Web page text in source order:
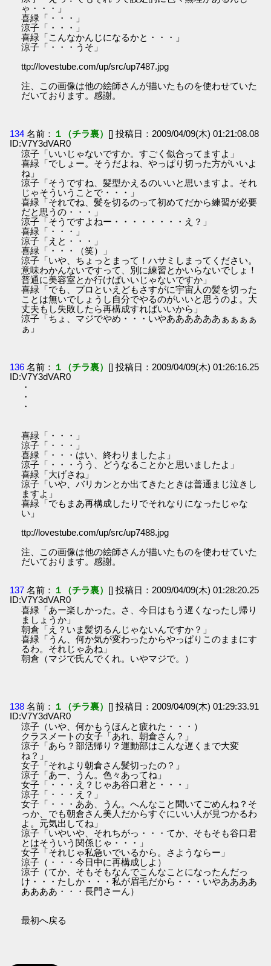
ゃ・・・」
喜緑「・・・」
涼子「・・・」
喜緑「こんなかんじになるかと・・・」
涼子「・・・うそ」
ttp://lovestube.com/up/src/up7487.jpg
注、この画像は他の絵師さんが描いたものを使わせていた
だいております。感謝。
134 名前： １（チラ裏） [] 投稿日：2009/04/09(木) 01:21:08.08
ID:V7Y3dVAR0
涼子「いいじゃないですか。すごく似合ってますよ」
喜緑「でしょー。そうだよね、やっぱり切った方がいいよ
ね」
涼子「そうですね、髪型かえるのいいと思いますよ。それ
じゃそういうことで・・・」
喜緑「それでね、髪を切るのって初めてだから練習が必要
だと思うの・・・」
涼子「そうですよねー・・・・・・・・え？」
喜緑「・・・」
涼子「えと・・・」
喜緑「・・・（笑）」
涼子「いや、ちょっとまって！ハサミしまってください。
意味わかんないですって、別に練習とかいらないでしょ！
普通に美容室とか行けばいいじゃないですか」
喜緑「でも、プロといえどもさすがに宇宙人の髪を切った
ことは無いでしょうし自分でやるのがいいと思うのよ。大
丈夫もし失敗したら再構成すればいいから」
涼子「ちょ、マジでやめ・・・いやああああああぁぁぁぁ
ぁ」
136 名前： １（チラ裏） [] 投稿日：2009/04/09(木) 01:26:16.25
ID:V7Y3dVAR0
・
・
・
喜緑「・・・」
涼子「・・・」
喜緑「・・・はい、終わりましたよ」
涼子「・・・うう、どうなることかと思いましたよ」
喜緑「大げさね」
涼子「いや、バリカンとか出てきたときは普通まじ泣きし
ますよ」
喜緑「でもまあ再構成したりでそれなりになったじゃな
い」
ttp://lovestube.com/up/src/up7488.jpg
注、この画像は他の絵師さんが描いたものを使わせていた
だいております。感謝。
137 名前： １（チラ裏） [] 投稿日：2009/04/09(木) 01:28:20.25
ID:V7Y3dVAR0
喜緑「あー楽しかった。さ、今日はもう遅くなったし帰り
ましょうか」
朝倉「え？いま髪切るんじゃないんですか？」
喜緑「うん、何か気が変わったからやっぱりこのままにす
るわ。それじゃあね」
朝倉（マジで氏んでくれ。いやマジで。）
138 名前： １（チラ裏） [] 投稿日：2009/04/09(木) 01:29:33.91
ID:V7Y3dVAR0
涼子（いや、何かもうほんと疲れた・・・）
クラスメートの女子「あれ、朝倉さん？」
涼子「あら？部活帰り？運動部はこんな遅くまで大変
ね？」
女子「それより朝倉さん髪切ったの？」
涼子「あー、うん。色々あってね」
女子「・・・え？じゃあ谷口君と・・・」
涼子「・・・え？」
女子「・・・ああ、うん。へんなこと聞いてごめんね？そ
っか、でも朝倉さん美人だからすぐにいい人が見つかるわ
よ。元気出してね」
涼子「いやいや、それちがっ・・・てか、そもそも谷口君
とはそういう関係じゃ・・・」
女子「それじゃ私急いでいるから。さようならー」
涼子（・・・今日中に再構成しよ）
涼子（てか、そもそもなんでこんなことになったんだっ
け・・・たしか・・・私が眉毛だから・・・いやああああ
ああああ・・・長門さーん）
最初へ戻る